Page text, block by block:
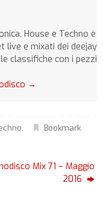
House e Techno è
live e mixati dei deejay
classifiche con i pezzi
→
. Bookmark.
Mix 71 – Maggio
2016